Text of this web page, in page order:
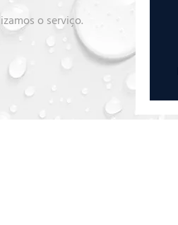
o serviço.